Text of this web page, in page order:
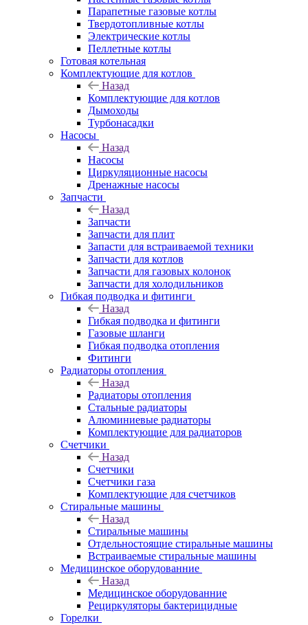
Парапетные газовые котлы
Твердотопливные котлы
Электрические котлы
Пеллетные котлы
Готовая котельная
Комплектующие для котлов
Назад
Комплектующие для котлов
Дымоходы
Турбонасадки
Насосы
Назад
Насосы
Циркуляционные насосы
Дренажные насосы
Запчасти
Назад
Запчасти
Запчасти для плит
Запасти для встраиваемой техники
Запчасти для котлов
Запчасти для газовых колонок
Запчасти для холодильников
Гибкая подводка и фитинги
Назад
Гибкая подводка и фитинги
Газовые шланги
Гибкая подводка отопления
Фитинги
Радиаторы отопления
Назад
Радиаторы отопления
Стальные радиаторы
Алюминиевые радиаторы
Комплектующие для радиаторов
Счетчики
Назад
Счетчики
Счетчики газа
Комплектующие для счетчиков
Стиральные машины
Назад
Стиральные машины
Отдельностоящие стиральные машины
Встраиваемые стиральные машины
Медицинское оборудованние
Назад
Медицинское оборудованние
Рециркуляторы бактерицидные
Горелки